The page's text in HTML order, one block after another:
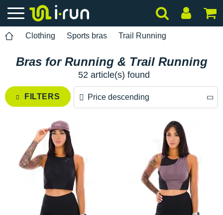
Clothing Sports bras Trail Running
Bras for Running & Trail Running
52 article(s) found
FILTERS Price descending